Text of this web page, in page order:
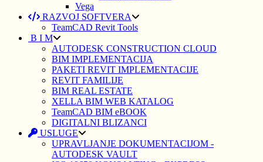
Vega
RAZVOJ SOFTVERA
TeamCAD Revit Tools
B I M
AUTODESK CONSTRUCTION CLOUD
BIM IMPLEMENTACIJA
PAKETI REVIT IMPLEMENTACIJE
REVIT FAMILIJE
BIM REAL ESTATE
XELLA BIM WEB KATALOG
TeamCAD BIM eBOOK
DIGITALNI BLIZANCI
USLUGE
UPRAVLJANJE DOKUMENTACIJOM -
AUTODESK VAULT